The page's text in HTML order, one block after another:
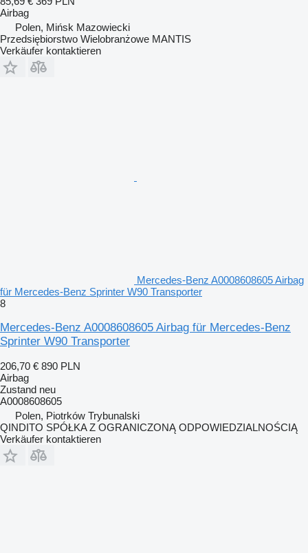
Airbag
Polen, Mińsk Mazowiecki
Przedsiębiorstwo Wielobranżowe MANTIS
Verkäufer kontaktieren
Mercedes-Benz A0008608605 Airbag
für Mercedes-Benz Sprinter W90 Transporter
8
Mercedes-Benz A0008608605 Airbag für Mercedes-Benz
Sprinter W90 Transporter
206,70 € 890 PLN
Airbag
Zustand neu
A0008608605
Polen, Piotrków Trybunalski
QINDITO SPÓŁKA Z OGRANICZONĄ ODPOWIEDZIALNOŚCIĄ
Verkäufer kontaktieren